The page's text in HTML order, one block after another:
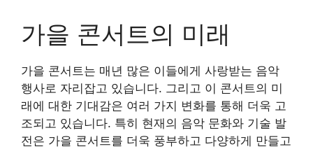
가을 콘서트의 미래
가을 콘서트는 매년 많은 이들에게 사랑받는 음악
행사로 자리잡고 있습니다. 그리고 이 콘서트의 미
래에 대한 기대감은 여러 가지 변화를 통해 더욱 고
조되고 있습니다. 특히 현재의 음악 문화와 기술 발
전은 가을 콘서트를 더욱 풍부하고 다양하게 만들고